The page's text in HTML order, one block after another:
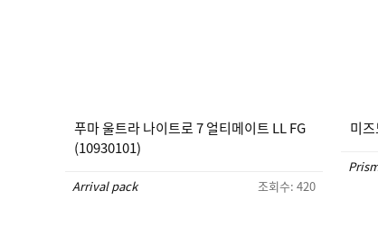
푸마 울트라 나이트로 7 얼티메이트 LL FG
(10930101)
Arrival pack 조회수: 420
미